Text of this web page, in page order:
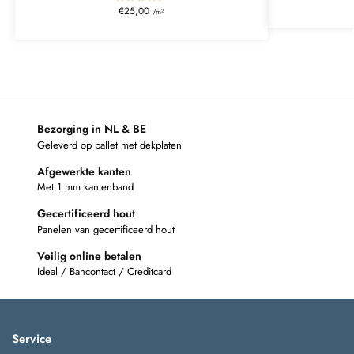
€25,00 /m²
Bezorging in NL & BE
Geleverd op pallet met dekplaten
Afgewerkte kanten
Met 1 mm kantenband
Gecertificeerd hout
Panelen van gecertificeerd hout
Veilig online betalen
Ideal / Bancontact / Creditcard
Service